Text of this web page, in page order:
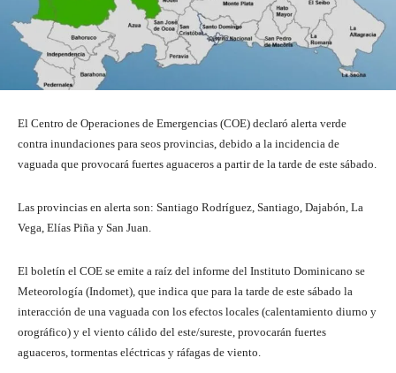
El Centro de Operaciones de Emergencias (COE) declaró alerta verde
contra inundaciones para seos provincias, debido a la incidencia de
vaguada que provocará fuertes aguaceros a partir de la tarde de este sábado.
Las provincias en alerta son: Santiago Rodríguez, Santiago, Dajabón, La
Vega, Elías Piña y San Juan.
El boletín el COE se emite a raíz del informe del Instituto Dominicano se
Meteorología (Indomet), que indica que para la tarde de este sábado la
interacción de una vaguada con los efectos locales (calentamiento diurno y
orográfico) y el viento cálido del este/sureste, provocarán fuertes
aguaceros, tormentas eléctricas y ráfagas de viento.